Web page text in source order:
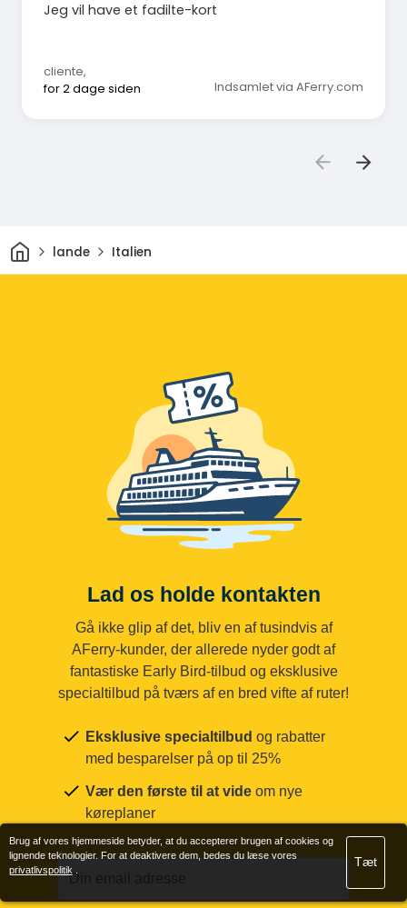
Jeg vil have et fadilte-kort
cliente,
for 2 dage siden
Indsamlet via AFerry.com
Hjemlande Italien
Lad os holde kontakten
Gå ikke glip af det, bliv en af tusindvis af
AFerry-kunder, der allerede nyder godt af
fantastiske Early Bird-tilbud og eksklusive
specialtilbud på tværs af en bred vifte af ruter!
Eksklusive specialtilbud og rabatter
med besparelser på op til 25%
Vær den første til at vide om nye
køreplaner
Brug af vores hjemmeside betyder, at du accepterer brugen af cookies og
lignende teknologier. For at deaktivere dem, bedes du læse vores
privatlivspolitik
Tæt